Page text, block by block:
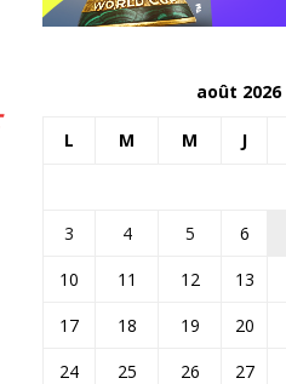
août 2026
L M M J
3
4 5 6
10
11 12 13
17
18 19 20
24
25 26 27